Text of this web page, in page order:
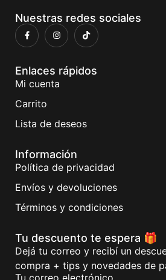
Nuestras redes sociales
Enlaces rápidos
Mi cuenta
Carrito
Lista de deseos
Información
Política de privacidad
Envíos y devoluciones
Términos y condiciones
Tu descuento te espera 🎁
Dejá tu correo y recibí un
compra + tips y novedades de
Tu correo electrónico